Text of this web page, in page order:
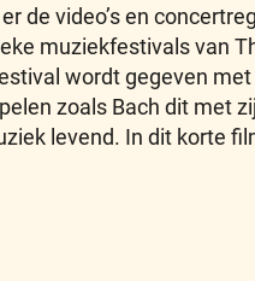
de video’s en
muziekfestivals van
wordt gegeven met
zoals Bach dit met
levend. In dit korte